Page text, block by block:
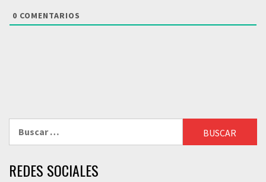
0 COMENTARIOS
REDES SOCIALES